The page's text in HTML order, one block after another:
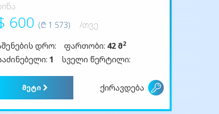
600 (₾ 1 573)
/თვე
დრო:
ფართობი: 42 მ2
1 სველი წერტილი:
მეტი ქირავდება